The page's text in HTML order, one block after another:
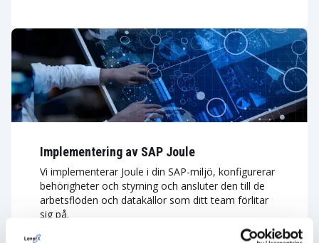
Implementering av SAP Joule
Vi implementerar Joule i din SAP-miljö, konfigurerar
behörigheter och styrning och ansluter den till de
arbetsflöden och datakällor som ditt team förlitar
sig på.